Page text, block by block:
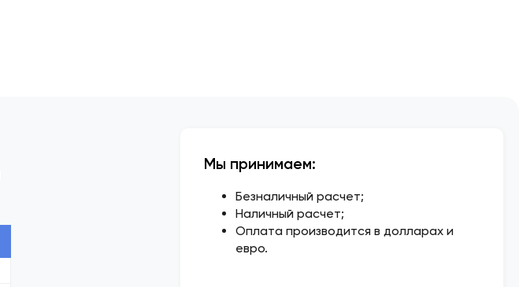
Мы принимаем:
Безналичный расчет;
Наличный расчет;
Оплата производится в долларах и
евро.